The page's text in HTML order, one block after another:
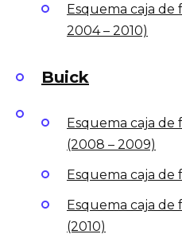
Esquema caja de
2004 – 2010)
Buick
Esquema caja de
(2008 – 2009)
Esquema caja de
Esquema caja de
(2010)